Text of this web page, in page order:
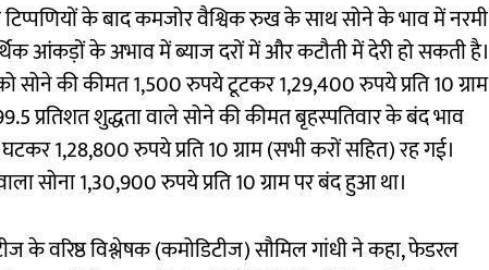
के बाद कमजोर वैश्विक रुख के साथ सोने के भाव में नरमी
आंकड़ों के अभाव में ब्याज दरों में और कटौती में देरी हो सकती है।
को सोने की कीमत 1,500 रुपये टूटकर 1,29,400 रुपये प्रति 10 ग्राम
प्रतिशत शुद्धता वाले सोने की कीमत बृहस्पतिवार के बंद भाव
1,28,800 रुपये प्रति 10 ग्राम (सभी करों सहित) रह गई।
सोना 1,30,900 रुपये प्रति 10 ग्राम पर बंद हुआ था।
के वरिष्ठ विश्लेषक (कमोडिटीज) सौमिल गांधी ने कहा, फेडरल